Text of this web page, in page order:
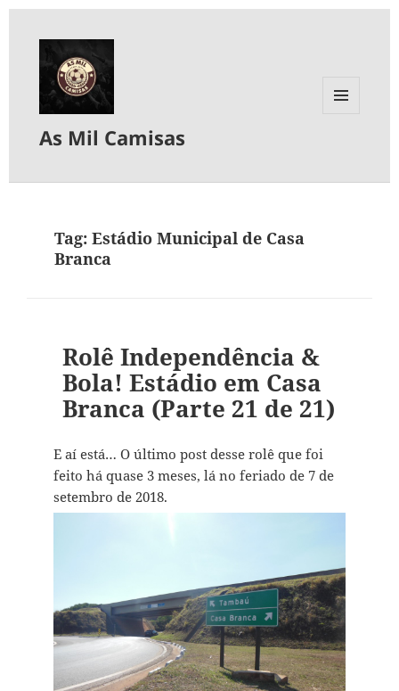
As Mil Camisas
Tag:Estádio Municipal de Casa
Branca
Rolê Independência &
Bola! Estádio em Casa
Branca (Parte 21 de 21)
E aí está… O último post desse rolê que foi
feito há quase 3 meses, lá no feriado de 7 de
setembro de 2018.